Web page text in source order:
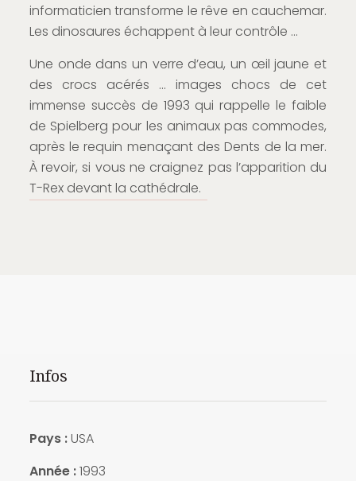
informaticien transforme le rêve en cauchemar.
Les dinosaures échappent à leur contrôle …
Une onde dans un verre d’eau, un œil jaune et
des crocs acérés … images chocs de cet
immense succès de 1993 qui rappelle le faible
de Spielberg pour les animaux pas commodes,
après le requin menaçant des Dents de la mer.
À revoir, si vous ne craignez pas l’apparition du
T-Rex devant la cathédrale.
Infos
Pays :USA
Année :1993